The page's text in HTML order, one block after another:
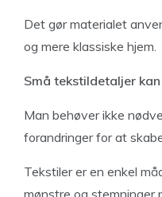
Det gør materialet
og mere klassiske hjem.
Små tekstildetaljer
Man behøver ikke
forandringer for at
Tekstiler er en enkel
mønstre og stemninger